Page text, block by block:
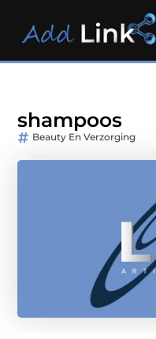
shampoos
Beauty En Verzorging